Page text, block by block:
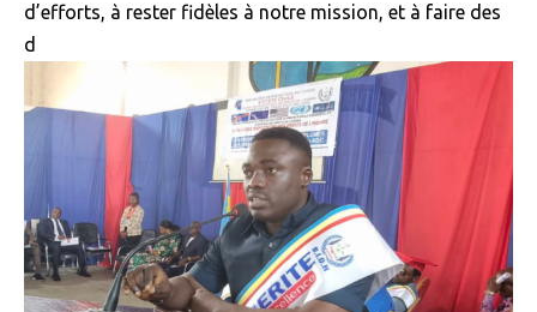
d’efforts, à rester fidèles à notre mission, et à faire des
d